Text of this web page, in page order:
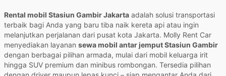
Rental mobil Stasiun Gambir Jakarta adalah solusi transportasi
terbaik bagi Anda yang baru tiba naik kereta api atau ingin
melanjutkan perjalanan dari pusat kota Jakarta. Molly Rent Car
menyediakan layanan sewa mobil antar jemput Stasiun Gambir
dengan berbagai pilihan armada, mulai dari mobil keluarga irit
hingga SUV premium dan minibus rombongan. Tersedia pilihan